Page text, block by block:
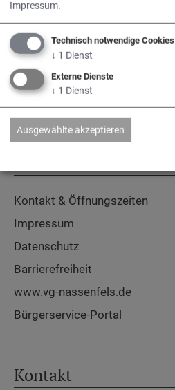
Adelschlag
Kontakt & Öffnungszeiten
Impressum
Datenschutz
Barrierefreiheit
www.vg-nassenfels.de
Bürgerservice-Portal
Kontakt
Impressum.
Technisch notwendige Cookies
↓ 1 Dienst
Externe Dienste
↓ 1 Dienst
Ausgewählte akzeptieren